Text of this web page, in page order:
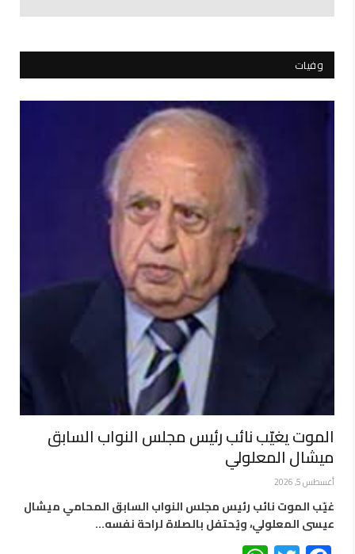
وفيات
الموت يغيّب نائب رئيس مجلس النواب السابق
ميشال المعلولي
أغسطس 5, 2026
غيّب الموت نائب رئيس مجلس النواب السابق المحامي ميشال
عيسى المعلولي، ويُحتفل بالصلاة لراحة نفسه…